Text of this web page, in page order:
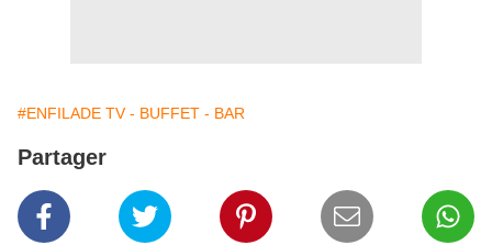
#ENFILADE TV - BUFFET - BAR
Partager